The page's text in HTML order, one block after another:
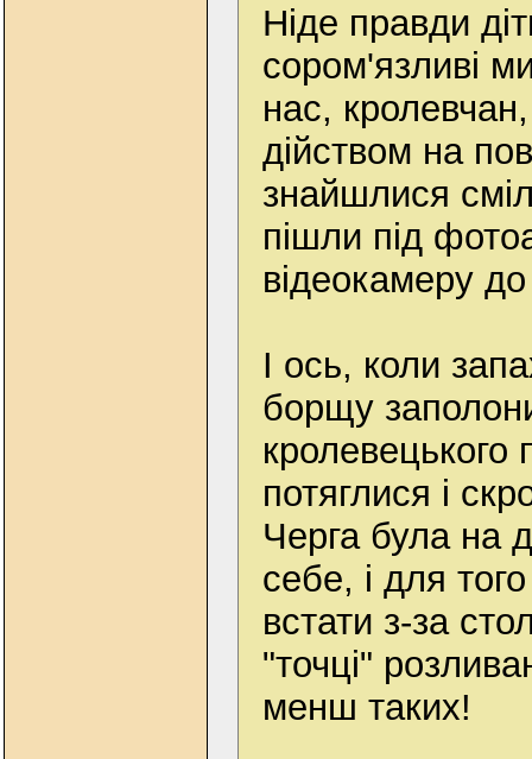
Ніде правди
сором'язливі
нас,
дійством на
знайшлися
пішли під
відеокамеру
І ось, коли
борщу
кролевецького
потяглися і
Черга була на
себе, і для
встати з-за
"точці"
менш таких!